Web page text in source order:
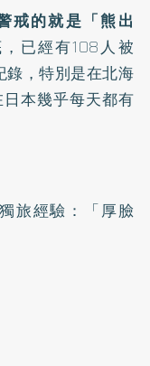
戒的就是「熊出
已經有108人被
錄，特別是在北海
本幾乎每天都有
旅經驗：「厚臉